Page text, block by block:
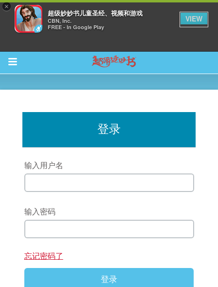
×
超级妙妙书儿童圣经、视频和游戏
CBN, Inc.
FREE - In Google Play
VIEW
Return to Content
登录
输入用户名
输入密码
忘记密码了
登录